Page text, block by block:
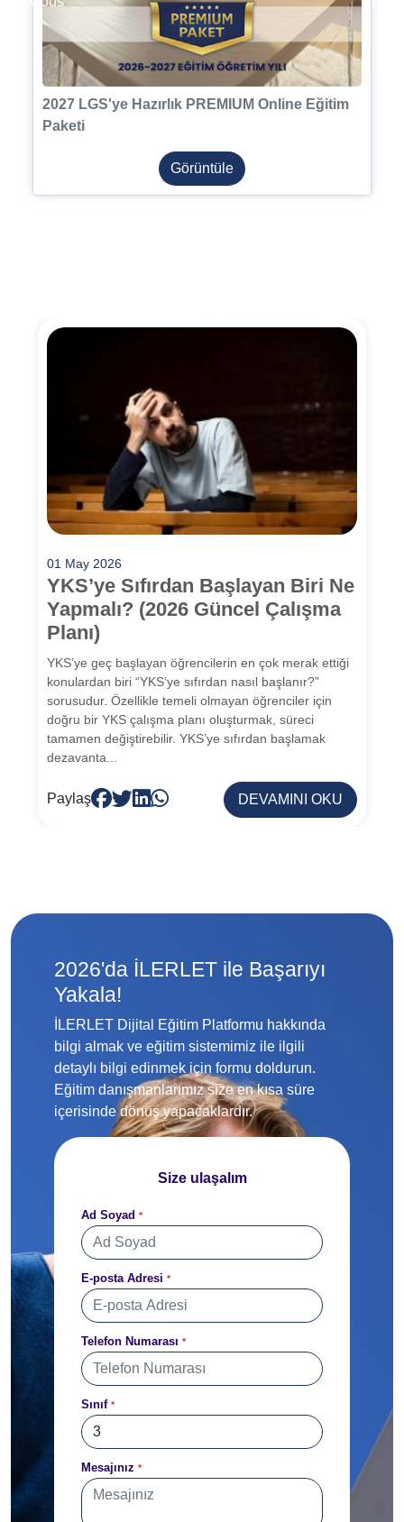
2027 LGS'ye Hazırlık PREMIUM Online Eğitim
Paketi
Görüntüle
01 May 2026
YKS’ye Sıfırdan Başlayan Biri Ne
Yapmalı? (2026 Güncel Çalışma
Planı)
YKS’ye geç başlayan öğrencilerin en çok merak ettiği
konulardan biri “YKS’ye sıfırdan nasıl başlanır?”
sorusudur. Özellikle temeli olmayan öğrenciler için
doğru bir YKS çalışma planı oluşturmak, süreci
tamamen değiştirebilir. YKS’ye sıfırdan başlamak
dezavanta...
Paylaş DEVAMINI OKU
2026'da İLERLET ile Başarıyı
Yakala!
İLERLET Dijital Eğitim Platformu hakkında
bilgi almak ve eğitim sistemimiz ile ilgili
detaylı bilgi edinmek için formu doldurun.
Eğitim danışmanlarımız size en kısa süre
içerisinde dönüş yapacaklardır.
Size ulaşalım
Ad Soyad *
E-posta Adresi *
Telefon Numarası *
Sınıf *
Mesajınız *